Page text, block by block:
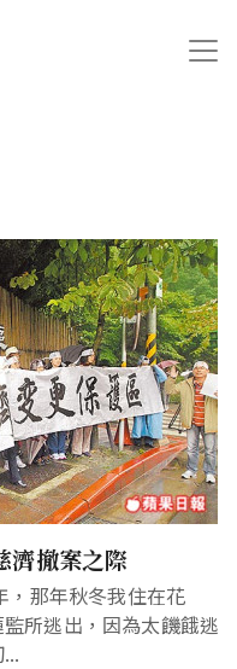
濟撤案之際
，那年秋冬我住在花
所逃出，因為太饑餓逃